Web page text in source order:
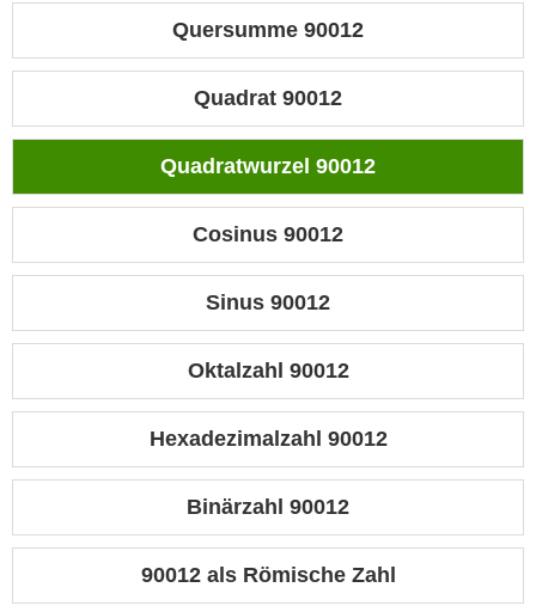
Quersumme 90012
Quadrat 90012
Quadratwurzel 90012
Cosinus 90012
Sinus 90012
Oktalzahl 90012
Hexadezimalzahl 90012
Binärzahl 90012
90012 als Römische Zahl